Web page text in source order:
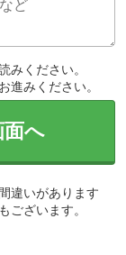
みください。
進みください。
面へ
違いがあります
ございます。